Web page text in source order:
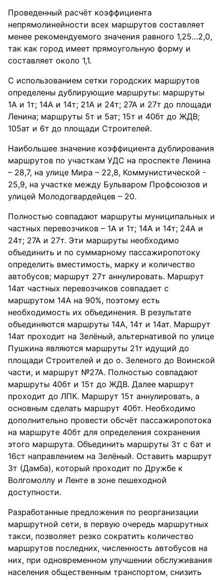
Проведенный расчёт коэффициента
непрямолинейности всех маршрутов составляет
менее рекомендуемого значения равного 1,25…2,0,
так как город имеет прямоугольную форму и
составляет около 1,1.
С использованием сетки городских маршрутов
определены дублирующие маршруты: маршруты
1А и 1т; 14А и 14т; 21А и 24т; 27А и 27т до площади
Ленина; маршруты 5т и 5ат; 15т и 40бт до ЖДВ;
105ат и 6т до площади Строителей.
Наибольшее значение коэффициента дублирования
маршрутов по участкам УДС на проспекте Ленина
– 28,7, на улице Мира – 22,8, Коммунистической -
25,9, на участке между Бульваром Профсоюзов и
улицей Молодогвардейцев – 20.
Полностью совпадают маршруты муниципальных и
частных перевозчиков – 1А и 1т; 14А и 14т; 24А и
24т; 27А и 27т. Эти маршруты необходимо
объединить и по суммарному пассажиропотоку
определить вместимость, марку и количество
автобусов; маршрут 27т аннулировать. Маршрут
14ат частных перевозчиков совпадает с
маршрутом 14А на 90%, поэтому есть
необходимость их объединения. В результате
объединяются маршруты 14А, 14т и 14ат. Маршрут
14ат проходит на Зелёный, альтернативой по улице
Пушкина являются маршруты 21т идущий до
площади Строителей и до о. Зеленого до Воинской
части, и маршрут №27А. Полностью совпадают
маршруты 40бт и 15т до ЖДВ. Далее маршрут
проходит до ЛПК. Маршрут 15т аннулировать, а
основным сделать маршрут 40бт. Необходимо
дополнительно провести обсчёт пассажиропотока
на маршруте 40бт для определения сохранения
этого маршрута. Объединить маршруты 3т с 6ат и
16ст направлением на Зелёный. Оставить маршрут
3т (Дамба), который проходит по Дружбе к
Волгомоллу и Ленте в зоне пешеходной
доступности.
Разработанные предложения по реорганизации
маршрутной сети, в первую очередь маршрутных
такси, позволяет резко сократить количество
маршрутов последних, численность автобусов на
них, при одновременном улучшении обслуживания
населения общественным транспортом, снизить